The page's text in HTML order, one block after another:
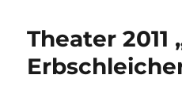
Theater 2011